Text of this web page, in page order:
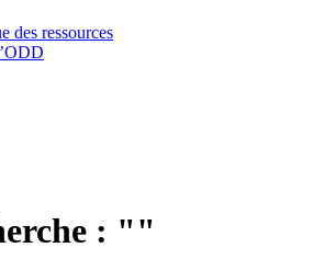
des ressources
: ""